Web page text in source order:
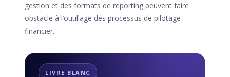
gestion et des formats de reporting peuvent faire
obstacle à l’outillage des processus de pilotage
financier.
LIVRE BLANC